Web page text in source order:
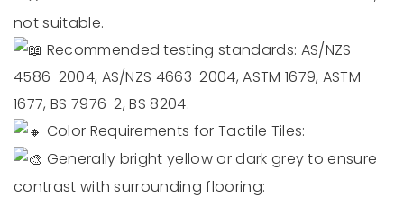
not suitable.
Recommended testing standards: AS/NZS
4586-2004, AS/NZS 4663-2004, ASTM 1679, ASTM
1677, BS 7976-2, BS 8204.
Color Requirements for Tactile Tiles:
Generally bright yellow or dark grey to ensure
contrast with surrounding flooring: